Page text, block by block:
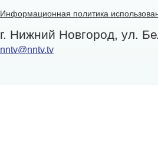
Информационная политика
г. Нижний Новгород, ул.
nntv@nntv.tv